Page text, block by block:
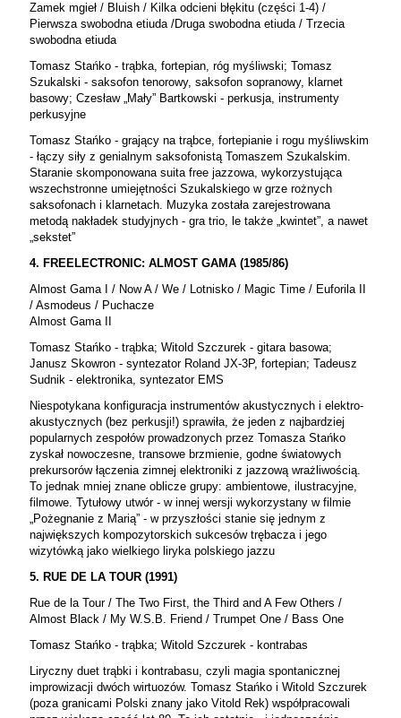
Zamek mgieł / Bluish / Kilka odcieni błękitu (części 1-4) /
Pierwsza swobodna etiuda /Druga swobodna etiuda / Trzecia
swobodna etiuda
Tomasz Stańko - trąbka, fortepian, róg myśliwski; Tomasz
Szukalski - saksofon tenorowy, saksofon sopranowy, klarnet
basowy; Czesław „Mały” Bartkowski - perkusja, instrumenty
perkusyjne
Tomasz Stańko - grający na trąbce, fortepianie i rogu myśliwskim
- łączy siły z genialnym saksofonistą Tomaszem Szukalskim.
Staranie skomponowana suita free jazzowa, wykorzystująca
wszechstronne umiejętności Szukalskiego w grze rożnych
saksofonach i klarnetach. Muzyka została zarejestrowana
metodą nakładek studyjnych - gra trio, le także „kwintet”, a nawet
„sekstet”
4. FREELECTRONIC: ALMOST GAMA (1985/86)
Almost Gama I / Now A / We / Lotnisko / Magic Time / Euforila II
/ Asmodeus / Puchacze
Almost Gama II
Tomasz Stańko - trąbka; Witold Szczurek - gitara basowa;
Janusz Skowron - syntezator Roland JX-3P, fortepian; Tadeusz
Sudnik - elektronika, syntezator EMS
Niespotykana konfiguracja instrumentów akustycznych i elektro-
akustycznych (bez perkusji!) sprawiła, że jeden z najbardziej
popularnych zespołów prowadzonych przez Tomasza Stańko
zyskał nowoczesne, transowe brzmienie, godne światowych
prekursorów łączenia zimnej elektroniki z jazzową wrażliwością.
To jednak mniej znane oblicze grupy: ambientowe, ilustracyjne,
filmowe. Tytułowy utwór - w innej wersji wykorzystany w filmie
„Pożegnanie z Marią” - w przyszłości stanie się jednym z
największych kompozytorskich sukcesów trębacza i jego
wizytówką jako wielkiego liryka polskiego jazzu
5. RUE DE LA TOUR (1991)
Rue de la Tour / The Two First, the Third and A Few Others /
Almost Black / My W.S.B. Friend / Trumpet One / Bass One
Tomasz Stańko - trąbka; Witold Szczurek - kontrabas
Liryczny duet trąbki i kontrabasu, czyli magia spontanicznej
improwizacji dwóch wirtuozów. Tomasz Stańko i Witold Szczurek
(poza granicami Polski znany jako Vitold Rek) współpracowali